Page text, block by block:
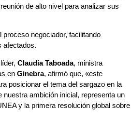
de alto nivel para analizar sus
negociador, facilitando
afectados.
Claudia Taboada, ministra
en Ginebra, afirmó que, «este
posicionar el tema del sargazo en la
nuestra ambición inicial, representa un
y la primera resolución global sobre